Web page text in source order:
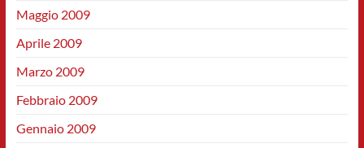
Maggio 2009
Aprile 2009
Marzo 2009
Febbraio 2009
Gennaio 2009